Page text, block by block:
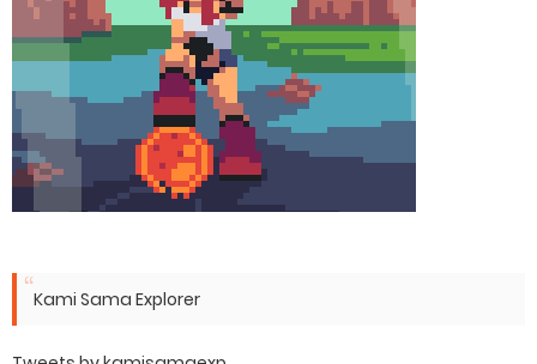
Kami Sama Explorer